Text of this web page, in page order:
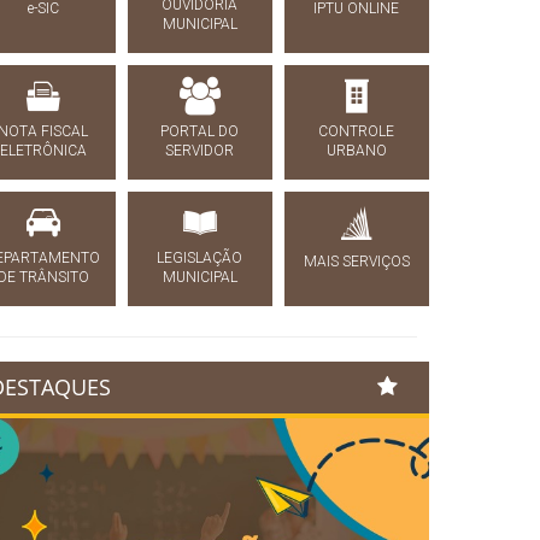
e-SIC
OUVIDORIA
MUNICIPAL
IPTU ONLINE
FISCAL
ELETRÔNICA
PORTAL DO
SERVIDOR
CONTROLE
URBANO
TRÂNSITO
LEGISLAÇÃO
MUNICIPAL
MAIS SERVIÇOS